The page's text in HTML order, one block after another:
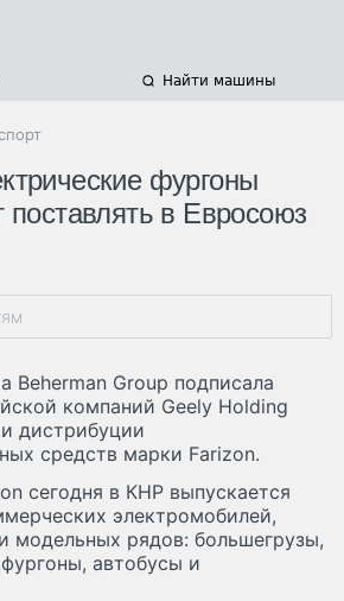
Найти машины
фургоны
поставлять в Евросоюз
Beherman Group подписала
компаний Geely Holding
дистрибуции
средств марки Farizon.
сегодня в КНР выпускается
электромобилей,
модельных рядов: большегрузы,
автобусы и